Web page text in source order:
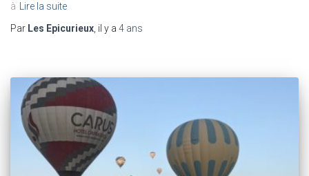
à Lire la suite
Par Les Epicurieux, il y a 4 ans